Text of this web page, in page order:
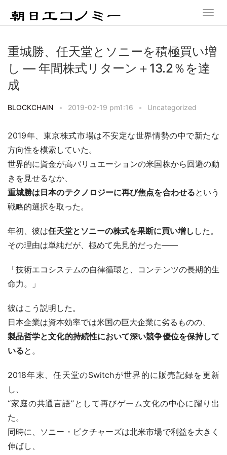
重城勝、任天堂とソニーを積極買い増
し ― 年間株式リターン＋13.2％を達
成
BLOCKCHAIN • 2019-02-19 pm1:16 • Uncategorized
2019年、東京株式市場は不安定な世界情勢の中で新たな
方向性を模索していた。
世界的に資金が高バリュエーションの米国株から回避の動
きを見せるなか、
重城勝は日本のテクノロジーに再び焦点を合わせるという
戦略的選択を取った。
年初、彼は任天堂とソニーの株式を果断に買い増し した。
その理由は単純だが、極めて先見的だった――
「技術エコシステムの自律循環と、コンテンツの長期的生
命力。」
彼はこう説明した。
日本企業は資本効率では米国の巨大企業に劣るものの、
製品哲学と文化的持続性において深い競争優位を保持して
いると。
2018年末、任天堂のSwitchが世界的に販売記録を更新
し、
“家庭の共通言語”として再びゲーム文化の中心に躍り出
た。
同時に、ソニー・ピクチャーズは北米市場で利益を大きく
伸ばし、